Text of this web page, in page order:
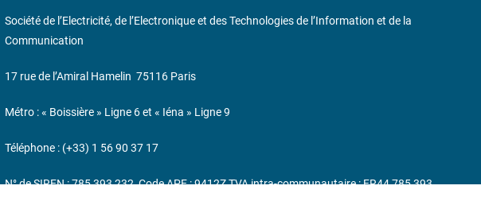
Société de l’Electricité, de l’Electronique et des Technologies de l’Information et de la
Communication
17 rue de l’Amiral Hamelin 75116 Paris
Métro : « Boissière » Ligne 6 et « Iéna » Ligne 9
Téléphone : (+33) 1 56 90 37 17
N° de SIREN : 785 393 232, Code APE : 9412Z TVA intra-communautaire : FR44 785 393